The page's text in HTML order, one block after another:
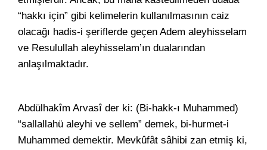
“hakkı için” gibi kelimelerin kullanılmasının caiz
olacağı hadis-i şeriflerde geçen Adem aleyhisselam
ve Resulullah aleyhisselam’ın dualarından
anlaşılmaktadır.
Abdülhakîm Arvasî der ki: (Bi-hakk-ı Muhammed)
“sallallahü aleyhi ve sellem” demek, bi-hurmet-i
Muhammed demektir. Mevkûfât sâhibi zan etmiş ki,